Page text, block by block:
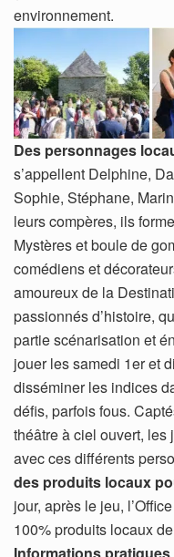
environnement.
Des personnages
s’appellent Delphine,
Sophie, Stéphane,
leurs compères, ils
Mystères et boule de
comédiens et
amoureux de la
passionnés d’histoire,
partie scénarisation et
jouer les samedi 1er et
disséminer les indices
défis, parfois fous.
théâtre à ciel ouvert, les
avec ces différents
des produits locaux
jour, après le jeu,
100% produits locaux
Informations pratiques